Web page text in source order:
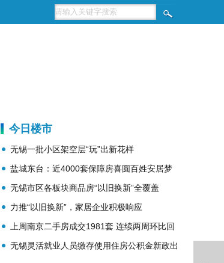
今日楼市
无锡一批小区架空层“玩”出新花样
盐城东台：近4000套保障房喜圆百姓安居梦
无锡市区各板块商品房“以旧换新”全覆盖
力推“以旧换新”，家居企业积极响应
上周南京二手房成交1981套 连续两周环比回
升
无锡灵活就业人员缴存使用住房公积金新政出